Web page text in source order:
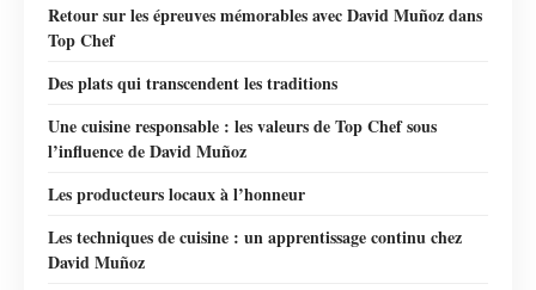
Retour sur les épreuves mémorables avec David Muñoz dans
Top Chef
Des plats qui transcendent les traditions
Une cuisine responsable : les valeurs de Top Chef sous
l’influence de David Muñoz
Les producteurs locaux à l’honneur
Les techniques de cuisine : un apprentissage continu chez
David Muñoz